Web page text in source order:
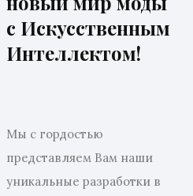
с Искусственным
Интеллектом!
Мы с гордостью
представляем Вам наши
уникальные разработки в